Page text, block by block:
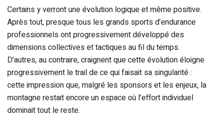
Certains y verront une évolution logique et même positive.
Après tout, presque tous les grands sports d’endurance
professionnels ont progressivement développé des
dimensions collectives et tactiques au fil du temps.
D’autres, au contraire, craignent que cette évolution éloigne
progressivement le trail de ce qui faisait sa singularité :
cette impression que, malgré les sponsors et les enjeux, la
montagne restait encore un espace où l’effort individuel
dominait tout le reste.